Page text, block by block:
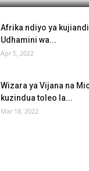
Afrika ndiyo ya
Udhamini wa...
Apr 5, 2022
Wizara ya Vijana na
kuzindua toleo la...
Mar 18, 2022